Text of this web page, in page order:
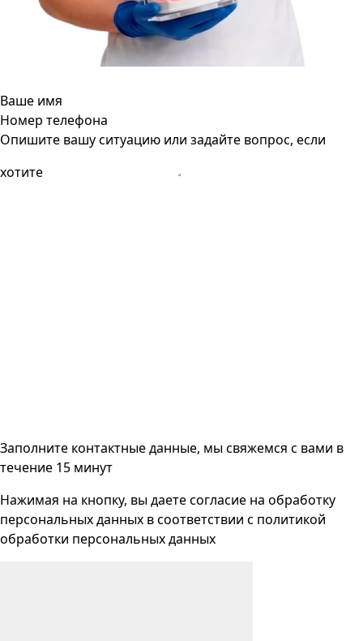
Ваше имя
Номер телефона
Опишите вашу ситуацию или задайте вопрос, если
хотите
Заполните контактные данные, мы свяжемся с вами в
течение 15 минут
Нажимая на кнопку, вы даете согласие на обработку
персональных данных в соответствии с политикой
обработки персональных данных